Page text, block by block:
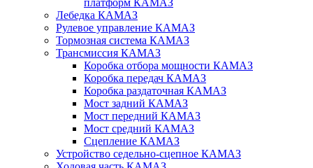
платформ КАМАЗ
Лебедка КАМАЗ
Рулевое управление КАМАЗ
Тормозная система КАМАЗ
Трансмиссия КАМАЗ
Коробка отбора мощности КАМАЗ
Коробка передач КАМАЗ
Коробка раздаточная КАМАЗ
Мост задний КАМАЗ
Мост передний КАМАЗ
Мост средний КАМАЗ
Сцепление КАМАЗ
Устройство седельно-сцепное КАМАЗ